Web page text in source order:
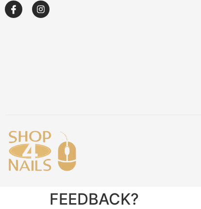
FEEDBACK?